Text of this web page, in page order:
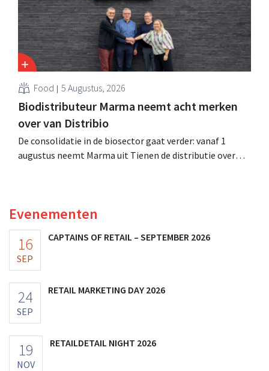
Food 5 Augustus, 2026
Biodistributeur Marma neemt acht merken
over van Distribio
De consolidatie in de biosector gaat verder: vanaf 1
augustus neemt Marma uit Tienen de distributie over
Evenementen
16
SEP
CAPTAINS OF RETAIL – SEPTEMBER 2026
24
SEP
RETAIL MARKETING DAY 2026
19
NOV
RETAILDETAIL NIGHT 2026